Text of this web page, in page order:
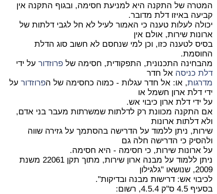
המטרה של התקנה היא למניעת חסימה, ובגוף התקנה אין
קביעה באיזו דלת מדובר.
יכולה לעלות טענה כי האמור לעיל לא חל לגבי דלתות של
ארונות שירות, אולם אין
בסיס לטענה כזו, וכן למי שנחסם לא חשוב סוג הדלת
החוסמת.
מהבחינה התכנונית, התפקודית, חסימה של פרוזדורעל ידי
דלת כניסה אל חדר
מדרגות, או: אל חדר עגלות - כמוה כחסימה של הפרוזדורעל
ידי דלת ארון חשמל או
על ידי דלת ארון כיבוי אש.
אם התקנה מכוונת רק לדלתות שמשרתות מעבר בני אדם,
ולא דלתות ארונות
שירות, ניתן ללמוד על הדרישה בהסתמך על גזירה שווה
ולהסיק כי הדרישה חלה גם
על ארונות שירות, כי חסימה - היא חסימה.
ניתן ללמוד על מבנה ארון שירות, מתוך תקן 22061 משנת
2009, שנושאו "גלגילון
לכיבוי אש: דרישות מבנה ובדיקות".
בסעיף 4.5 ס"ק 4.5.4, רשום: